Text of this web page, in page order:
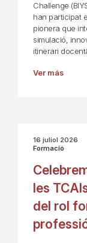
Challenge
han participat
pionera que
simulació,
itinerari
Ver más
16 juliol 2026
Formació
les
del rol